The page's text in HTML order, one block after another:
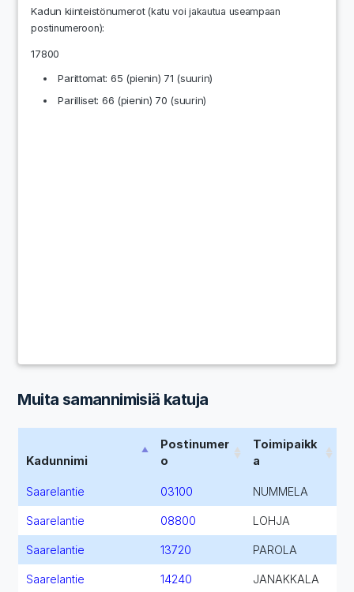
Kadun kiinteistönumerot(katu voi jakautua useampaan
postinumeroon):
17800
Parittomat: 65 (pienin) 71 (suurin)
Parilliset: 66 (pienin) 70 (suurin)
Muita samannimisiä katuja
Kadunnimi
Postinumer
o
Toimipaikk
a
Saarelantie 03100 NUMMELA
Saarelantie 08800 LOHJA
Saarelantie 13720 PAROLA
Saarelantie 14240 JANAKKALA